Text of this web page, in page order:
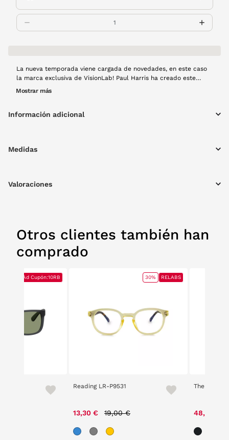
La nueva temporada viene cargada de novedades, en este caso
la marca exclusiva de VisionLab! Paul Harris ha creado este
modelo de gafa graduada. Puede parecer sencilla, pero ¿a quién
Mostrar más
Información adicional
Medidas
Valoraciones
Otros clientes también han
comprado
10% Ad Cupón:10RB
10% Ad Cupón:10RB
Reading LR-P9531
13,30 € 19,00 €
30% RELABS
The Circus
48,30 €